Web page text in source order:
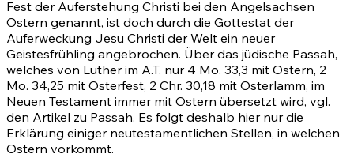
Fest der Auferstehung Christi bei den Angelsachsen
Ostern genannt, ist doch durch die Gottestat der
Auferweckung Jesu Christi der Welt ein neuer
Geistesfrühling angebrochen. Über das jüdische Passah,
welches von Luther im A.T. nur 4 Mo. 33,3 mit Ostern, 2
Mo. 34,25 mit Osterfest, 2 Chr. 30,18 mit Osterlamm, im
Neuen Testament immer mit Ostern übersetzt wird, vgl.
den Artikel zu Passah. Es folgt deshalb hier nur die
Erklärung einiger neutestamentlichen Stellen, in welchen
Ostern vorkommt.